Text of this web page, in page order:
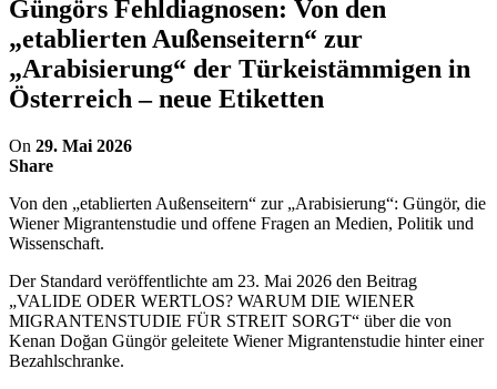
Güngörs Fehldiagnosen: Von den
„etablierten Außenseitern“ zur
„Arabisierung“ der Türkeistämmigen in
Österreich – neue Etiketten
On 29. Mai 2026
Share
Von den „etablierten Außenseitern“ zur „Arabisierung“: Güngör, die
Wiener Migrantenstudie und offene Fragen an Medien, Politik und
Wissenschaft.
Der Standard veröffentlichte am 23. Mai 2026 den Beitrag
„VALIDE ODER WERTLOS? WARUM DIE WIENER
MIGRANTENSTUDIE FÜR STREIT SORGT“ über die von
Kenan Doğan Güngör geleitete Wiener Migrantenstudie hinter einer
Bezahlschranke.